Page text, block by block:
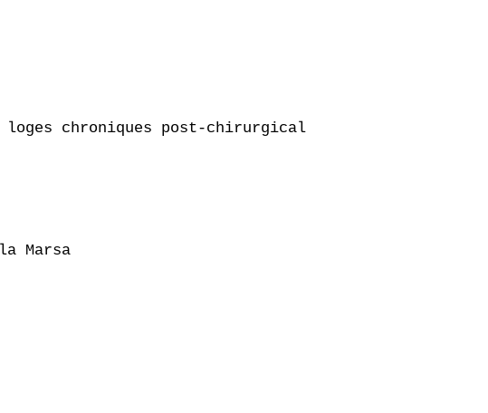
chroniques post-chirurgical
Marsa